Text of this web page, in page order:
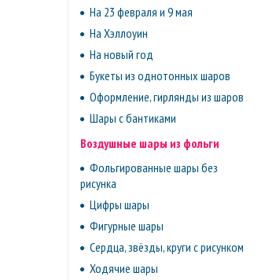
На 23 февраля и 9 мая
На Хэллоуин
На новый год
Букеты из однотонных шаров
Оформление, гирлянды из шаров
Шары с бантиками
Воздушные шары из фольги
Фольгированные шары без
рисунка
Цифры шары
Фигурные шары
Сердца, звёзды, круги с рисунком
Ходячие шары